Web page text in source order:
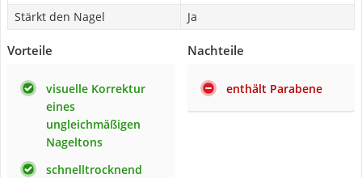
Stärkt den Nagel
Ja
Vorteile
visuelle Korrektur
eines
ungleichmäßigen
Nageltons
schnelltrocknend
Nachteile
enthält Parabene